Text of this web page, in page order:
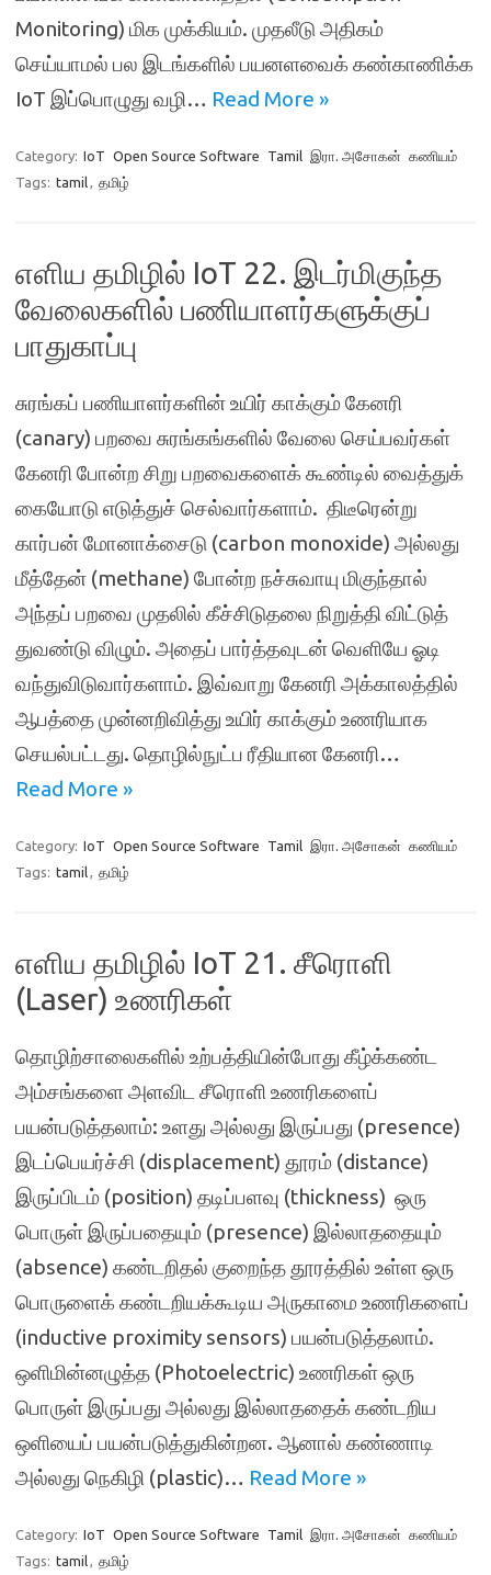
Monitoring) மிக முக்கியம். முதலீடு அதிகம்
செய்யாமல் பல இடங்களில் பயனளவைக் கண்காணிக்க
IoT இப்பொழுது வழி… Read More »
Category: IoT Open Source Software Tamil இரா. அசோகன் கணியம்
Tags: tamil, தமிழ்
எளிய தமிழில் IoT 22. இடர்மிகுந்த
வேலைகளில் பணியாளர்களுக்குப்
பாதுகாப்பு
சுரங்கப் பணியாளர்களின் உயிர் காக்கும் கேனரி
(canary) பறவை சுரங்கங்களில் வேலை செய்பவர்கள்
கேனரி போன்ற சிறு பறவைகளைக் கூண்டில் வைத்துக்
கையோடு எடுத்துச் செல்வார்களாம். திடீரென்று
கார்பன் மோனாக்சைடு (carbon monoxide) அல்லது
மீத்தேன் (methane) போன்ற நச்சுவாயு மிகுந்தால்
அந்தப் பறவை முதலில் கீச்சிடுதலை நிறுத்தி விட்டுத்
துவண்டு விழும். அதைப் பார்த்தவுடன் வெளியே ஓடி
வந்துவிடுவார்களாம். இவ்வாறு கேனரி அக்காலத்தில்
ஆபத்தை முன்னறிவித்து உயிர் காக்கும் உணரியாக
செயல்பட்டது. தொழில்நுட்ப ரீதியான கேனரி…
Read More »
Category: IoT Open Source Software Tamil இரா. அசோகன் கணியம்
Tags: tamil, தமிழ்
எளிய தமிழில் IoT 21. சீரொளி
(Laser) உணரிகள்
தொழிற்சாலைகளில் உற்பத்தியின்போது கீழ்க்கண்ட
அம்சங்களை அளவிட சீரொளி உணரிகளைப்
பயன்படுத்தலாம்: உளது அல்லது இருப்பது (presence)
இடப்பெயர்ச்சி (displacement) தூரம் (distance)
இருப்பிடம் (position) தடிப்பளவு (thickness) ஒரு
பொருள் இருப்பதையும் (presence) இல்லாததையும்
(absence) கண்டறிதல் குறைந்த தூரத்தில் உள்ள ஒரு
பொருளைக் கண்டறியக்கூடிய அருகாமை உணரிகளைப்
(inductive proximity sensors) பயன்படுத்தலாம்.
ஒளிமின்னழுத்த (Photoelectric) உணரிகள் ஒரு
பொருள் இருப்பது அல்லது இல்லாததைக் கண்டறிய
ஒளியைப் பயன்படுத்துகின்றன. ஆனால் கண்ணாடி
அல்லது நெகிழி (plastic)… Read More »
Category: IoT Open Source Software Tamil இரா. அசோகன் கணியம்
Tags: tamil, தமிழ்